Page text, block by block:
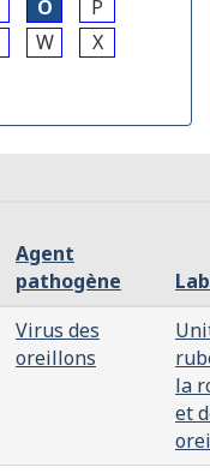
O
P
W
X
Agent
pathogène
Virus des
oreillons
la
et